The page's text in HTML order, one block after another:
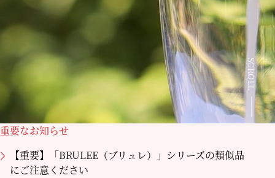
SCROLL
重要なお知らせ
【重要】「BRULEE（ブリュレ）」シリーズの類似品
にご注意ください